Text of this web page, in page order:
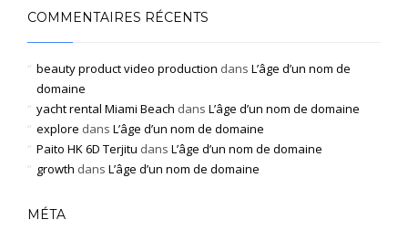
COMMENTAIRES RÉCENTS
beauty product video production dans L’âge d’un nom de
domaine
yacht rental Miami Beach dans L’âge d’un nom de domaine
explore dans L’âge d’un nom de domaine
Paito HK 6D Terjitu dans L’âge d’un nom de domaine
growth dans L’âge d’un nom de domaine
MÉTA